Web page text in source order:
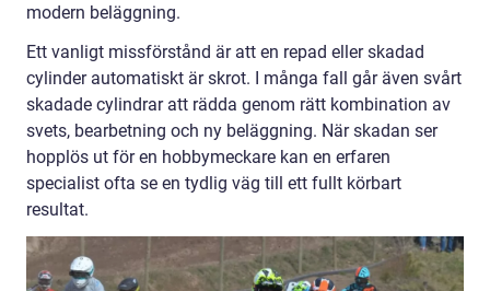
modern beläggning.
Ett vanligt missförstånd är att en repad eller skadad
cylinder automatiskt är skrot. I många fall går även svårt
skadade cylindrar att rädda genom rätt kombination av
svets, bearbetning och ny beläggning. När skadan ser
hopplös ut för en hobbymeckare kan en erfaren
specialist ofta se en tydlig väg till ett fullt körbart
resultat.